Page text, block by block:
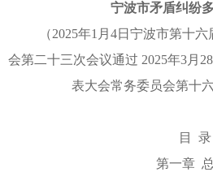
宁波市矛盾纠纷
（2025年1月4日宁波市第十
会第二十三次会议通过 2025年3月
表大会常务委员会第十
目 录
第一章